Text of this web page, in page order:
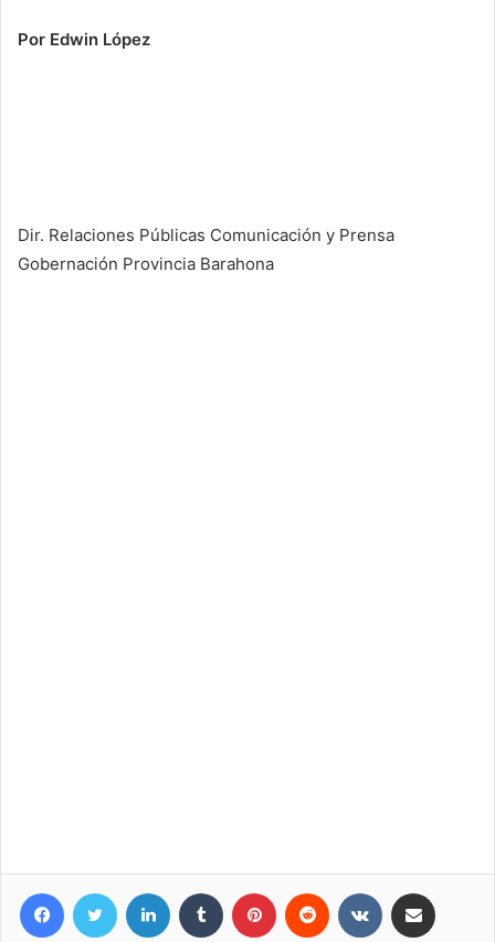
Por Edwin López
Dir. Relaciones Públicas Comunicación y Prensa
Gobernación Provincia Barahona
FacebookTwitter LinkedIn Tumblr Pinterest Reddit VKontakte